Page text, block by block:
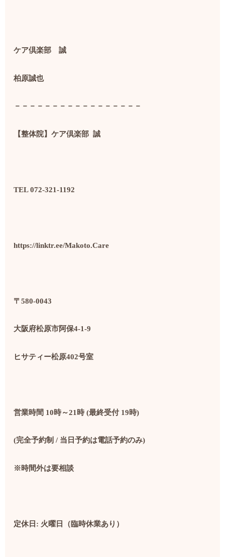
ケア倶楽部 誠
柏原誠也
－－－－－－－－－－－－－－－－－
【整体院】ケア倶楽部 誠
TEL 072-321-1192
https://linktr.ee/Makoto.Care
〒580-0043
大阪府松原市阿保4-1-9
ヒサティー松原402号室
営業時間 10時～21時 (最終受付 19時)
(完全予約制 / 当日予約は電話予約のみ)
※時間外は要相談
定休日: 火曜日（臨時休業あり）